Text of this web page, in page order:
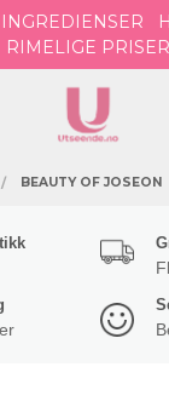
RIMELIGE PRISER
BEAUTY OF JOSEON